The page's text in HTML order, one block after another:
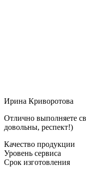
Ирина Криворотова
Отлично выполняете
довольны, респект!)
Качество продукции
Уровень сервиса
Срок изготовления